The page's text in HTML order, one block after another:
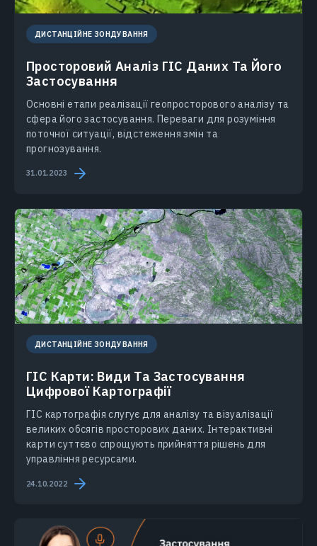
ДИСТАНЦІЙНЕ ЗОНДУВАННЯ
Просторовий Аналіз ГІС Даних Та Його
Застосування
Основні етапи реалізації геопросторового аналізу та
сфера його застосування. Переваги для розуміння
поточної ситуації, відстеження змін та
прогнозування.
31.01.2023
ДИСТАНЦІЙНЕ ЗОНДУВАННЯ
ГІС Карти: Види Та Застосування
Цифрової Картографії
ГІС картографія слугує для аналізу та візуалізації
великих обсягів просторових даних. Інтерактивні
карти суттєво спрощують прийняття рішень для
управління ресурсами.
24.10.2022